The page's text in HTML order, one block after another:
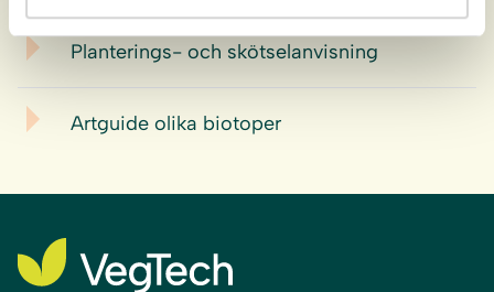
Planterings- och skötselanvisning
Artguide olika biotoper